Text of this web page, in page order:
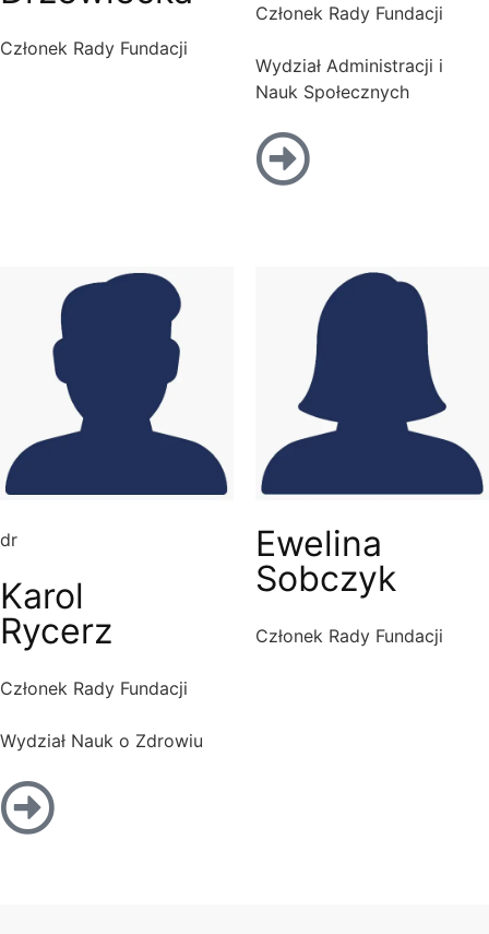
Członek Rady Fundacji
Członek Rady Fundacji
Wydział Administracji i
Nauk Społecznych
dr
Karol
Rycerz
Członek Rady Fundacji
Wydział Nauk o Zdrowiu
Ewelina
Sobczyk
Członek Rady Fundacji